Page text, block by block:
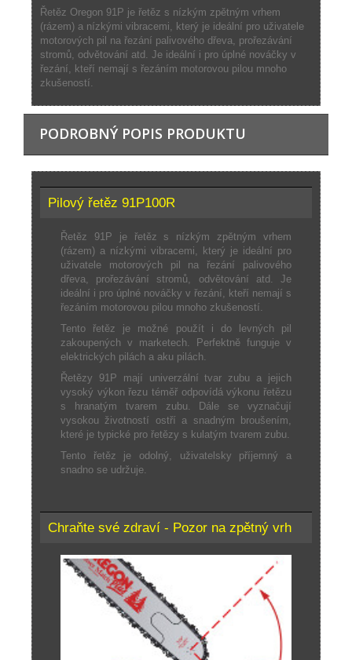
Řetěz Oregon 91P je řetěz s nízkým zpětným vrhem
(rázem) a nízkými vibracemi, který je ideální pro uživatele
motorových pil na řezání palivového dřeva, prořezávání
stromů, odvětování atd. Je ideální i pro úplné nováčky v
řezání, kteří nemají s řezáním motorovou pilou mnoho
zkušeností.
PODROBNÝ POPIS PRODUKTU
Pilový řetěz 91P100R
Řetěz 91P je řetěz s nízkým zpětným vrhem
(rázem) a nízkými vibracemi, který je ideální pro
uživatele motorových pil na řezání palivového
dřeva, prořezávání stromů, odvětování atd. Je
ideální i pro úplné nováčky v řezání, kteří nemají s
řezáním motorovou pilou mnoho zkušeností.
Tento řetěz je možné použít i do levných pil
zakoupených v marketech. Perfektně funguje v
elektrických pilách a aku pilách.
Řetězy 91P mají univerzální tvar zubu a jejich
vysoký výkon řezu téměř odpovídá výkonu řetězu
s hranatým tvarem zubu. Dále se vyznačují
vysokou životností ostří a snadným broušením,
které je typické pro řetězy s kulatým tvarem zubu.
Tento řetěz je odolný, uživatelsky příjemný a
snadno se udržuje.
Chraňte své zdraví - Pozor na zpětný vrh